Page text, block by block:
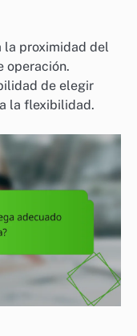
la proximidad del
operación.
de elegir
la flexibilidad.